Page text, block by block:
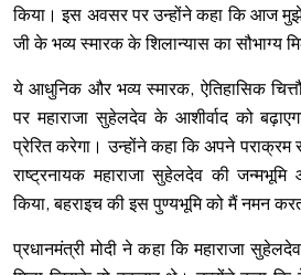
किया। इस अवसर पर उन्होंने कहा कि आज मुझे
जी के भव्य स्मारक के शिलान्यास का सौभाग्य
ये आधुनिक और भव्य स्मारक, ऐतिहासिक
पर महाराजा सुहेलदेव के आशीर्वाद को
प्रेरित करेगा। उन्होंने कहा कि अपने पराक्रम
राष्ट्रनायक महाराजा सुहेलदेव की
किया, बहराइच की इस पुण्यभूमि को मैं नमन
प्रधानमंत्री मोदी ने कहा कि महाराजा